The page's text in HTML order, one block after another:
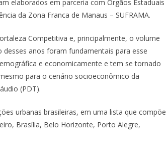
elaborados em parceria com Órgãos Estaduais
da Zona Franca de Manaus – SUFRAMA.
Competitiva e, principalmente, o volume
anos foram fundamentais para esse
e economicamente e tem se tornado
para o cenário socioeconômico da
(PDT).
urbanas brasileiras, em uma lista que compõe
Brasília, Belo Horizonte, Porto Alegre,